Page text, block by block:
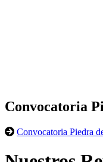
Convocatoria
Convocatoria Piedra